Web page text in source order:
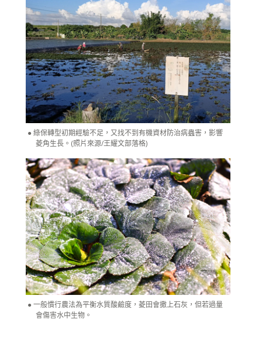
綠保轉型初期經驗不足，又找不到有機資材防治病蟲害，影響
菱角生長。(照片來源/王耀文部落格)
一般慣行農法為平衡水質酸鹼度，菱田會撒上石灰，但若過量
會傷害水中生物。